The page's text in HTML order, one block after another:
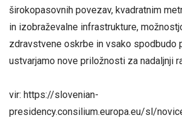
širokopasovnih povezav, kvadratnim
in izobraževalne infrastrukture,
zdravstvene oskrbe in vsako spodbudo
ustvarjamo nove priložnosti za nadaljnji
vir: https://slovenian-
presidency.consilium.europa.eu/sl/